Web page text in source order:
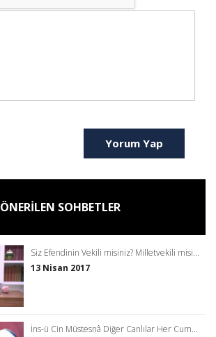
Yorum Yap
ÖNERİLEN SOHBETLER
Siz Efendinin Vekili misiniz? Milletvekili misi...
13 Nisan 2017
İns-ü Cin Müstesnâ Diğer Canlılar Her Cum...